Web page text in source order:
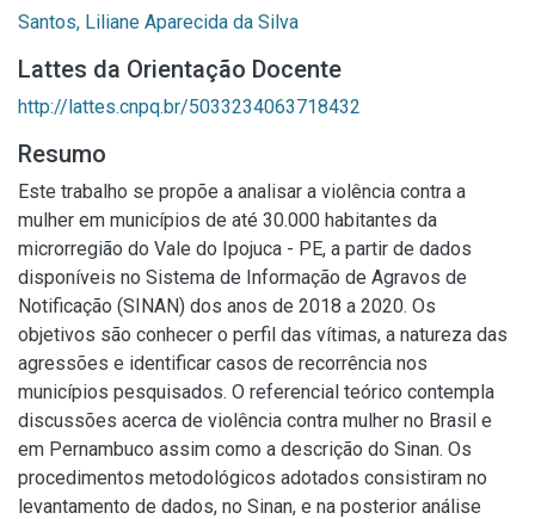
Santos, Liliane Aparecida da Silva
Lattes da Orientação Docente
http://lattes.cnpq.br/5033234063718432
Resumo
Este trabalho se propõe a analisar a violência contra a
mulher em municípios de até 30.000 habitantes da
microrregião do Vale do Ipojuca - PE, a partir de dados
disponíveis no Sistema de Informação de Agravos de
Notificação (SINAN) dos anos de 2018 a 2020. Os
objetivos são conhecer o perfil das vítimas, a natureza das
agressões e identificar casos de recorrência nos
municípios pesquisados. O referencial teórico contempla
discussões acerca de violência contra mulher no Brasil e
em Pernambuco assim como a descrição do Sinan. Os
procedimentos metodológicos adotados consistiram no
levantamento de dados, no Sinan, e na posterior análise